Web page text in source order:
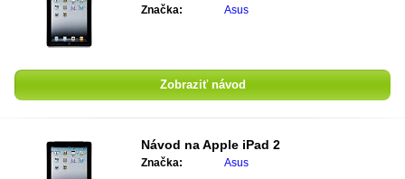
Značka: Asus
Zobraziť návod
Návod naApple iPad 2
Značka: Asus